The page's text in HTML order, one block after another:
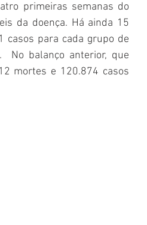
primeiras semanas do
da doença. Há ainda 15
casos para cada grupo de
No balanço anterior, que
mortes e 120.874 casos